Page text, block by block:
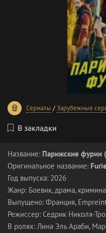
Сериалы /Зарубежные
20
В закладки
Название: Парижские фурии
Оригинальное название:
Год выпуска: 2026
Жанр: Боевик, драма,
Выпущено: Франция,
Режиссер: Седрик Николя-
В ролях: Лина Эль Араби,